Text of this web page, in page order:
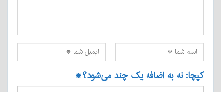
کپچا: نه به اضافه یک چند می‌شود؟*